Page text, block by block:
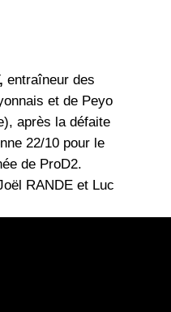
entraîneur des
et de Peyo
après la défaite
22/10 pour le
de ProD2.
RANDE et Luc